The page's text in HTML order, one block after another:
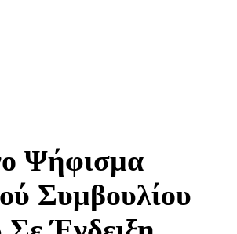
Ψήφισμα
Συμβουλίου